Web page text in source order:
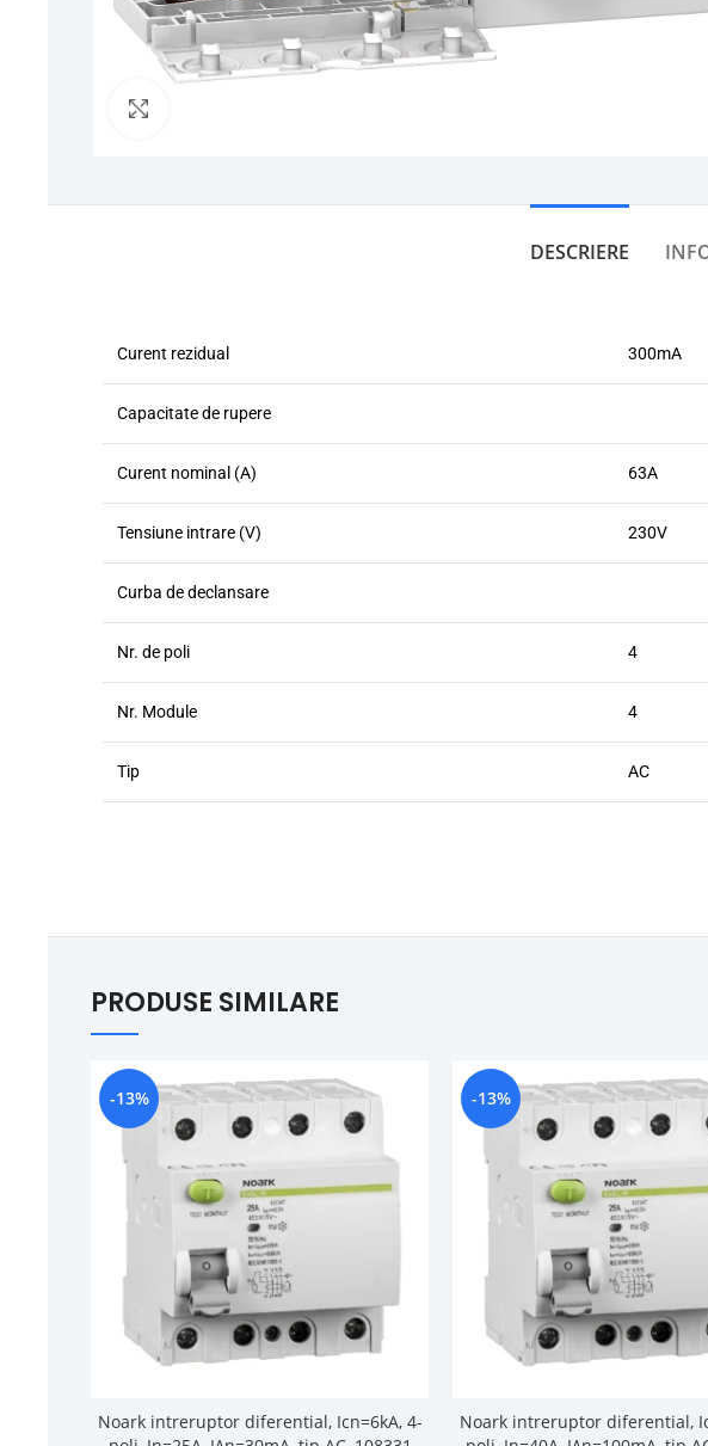
DESCRIERE
Curent rezidual 300mA
Capacitate de rupere
Curent nominal (A) 63A
Tensiune intrare (V) 230V
Curba de declansare
Nr. de poli 4
Nr. Module 4
Tip AC
PRODUSE SIMILARE
-13%
Noark intreruptor diferential, Icn=6kA, 4-
-13%
Noark intreruptor diferential,